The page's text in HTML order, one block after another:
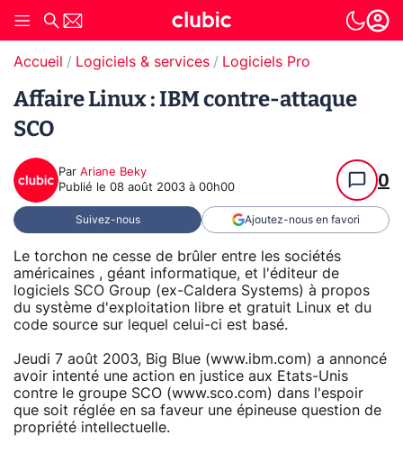
Accueil Logiciels & services Logiciels Pro
Affaire Linux : IBM contre-attaque
SCO
Par Ariane Beky
Publié le 08 août 2003 à 00h00 0
Suivez-nous Ajoutez-nous en favori
Le torchon ne cesse de brûler entre les sociétés
américaines , géant informatique, et l'éditeur de
logiciels SCO Group (ex-Caldera Systems) à propos
du système d'exploitation libre et gratuit Linux et du
code source sur lequel celui-ci est basé.
Jeudi 7 août 2003, Big Blue (www.ibm.com) a annoncé
avoir intenté une action en justice aux Etats-Unis
contre le groupe SCO (www.sco.com) dans l'espoir
que soit réglée en sa faveur une épineuse question de
propriété intellectuelle.